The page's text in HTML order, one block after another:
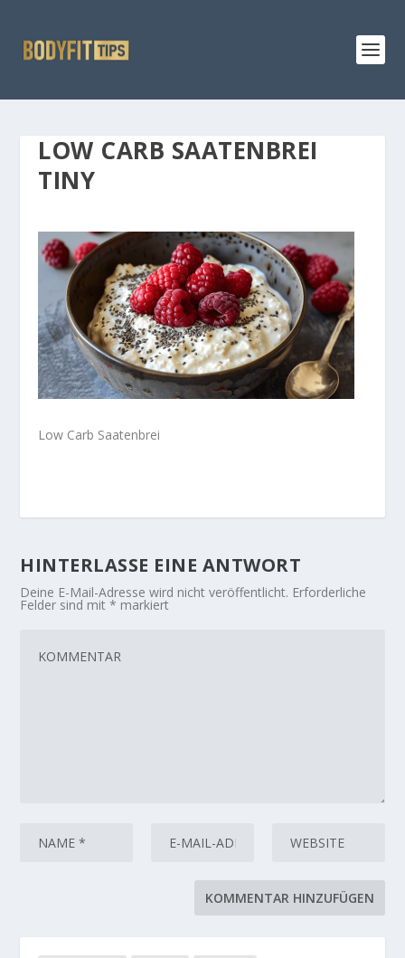
LOW CARB SAATENBREI
TINY
Low Carb Saatenbrei
HINTERLASSE EINE ANTWORT
Deine E-Mail-Adresse wird nicht veröffentlicht. Erforderliche
Felder sind mit* markiert